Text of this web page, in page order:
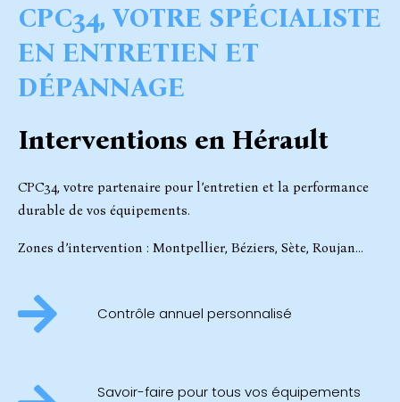
CPC34, VOTRE SPÉCIALISTE
EN ENTRETIEN ET
DÉPANNAGE
Interventions en Hérault
CPC34, votre partenaire pour l’entretien et la performance
durable de vos équipements.
Zones d’intervention : Montpellier, Béziers, Sète, Roujan…
Contrôle annuel personnalisé
Savoir-faire pour tous vos équipements